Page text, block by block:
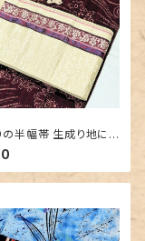
半幅帯 生成り地に
＆赤紫色